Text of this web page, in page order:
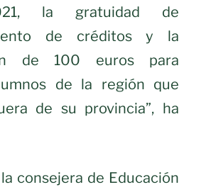
la gratuidad de
de créditos y la
de 100 euros para
de la región que
de su provincia”, ha
consejera de Educación